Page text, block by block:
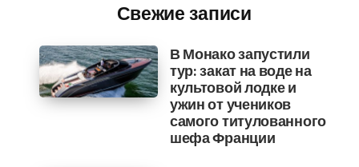
Свежие записи
В Монако запустили
тур: закат на воде на
культовой лодке и
ужин от учеников
самого титулованного
шефа Франции